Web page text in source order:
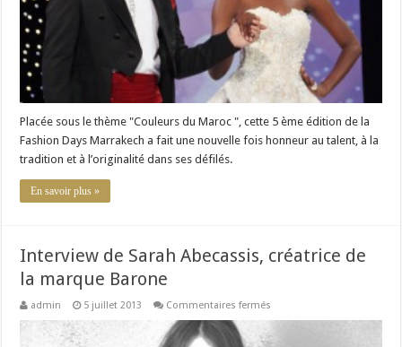
talent
Placée sous le thème "Couleurs du Maroc ", cette 5 ème édition de la
Fashion Days Marrakech a fait une nouvelle fois honneur au talent, à la
tradition et à l’originalité dans ses défilés.
En savoir plus »
Interview de Sarah Abecassis, créatrice de
la marque Barone
admin 5 juillet 2013 Commentaires fermés
Sarah